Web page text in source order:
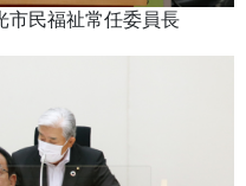
市民福祉常任委員長